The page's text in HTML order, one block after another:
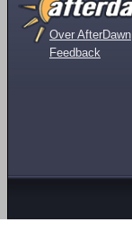
Over AfterDawn
Feedback